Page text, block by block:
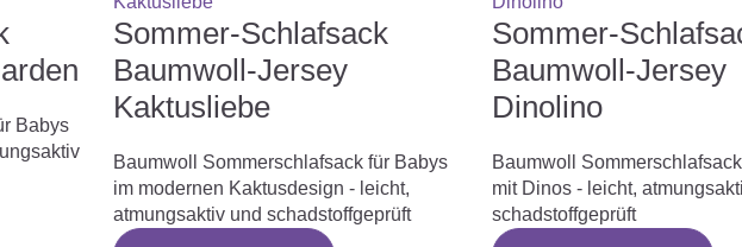
Babys
Sommer-Schlafsack
Baumwoll-Jersey
Kaktusliebe
Baumwoll Sommerschlafsack für Babys
im modernen Kaktusdesign - leicht,
atmungsaktiv und schadstoffgeprüft
Sommer-
Baumwoll-Jersey
Dinolino
Baumwoll
mit Dinos - leicht,
schadstoffgeprüft